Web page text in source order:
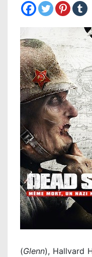
(Glenn), Hallvard